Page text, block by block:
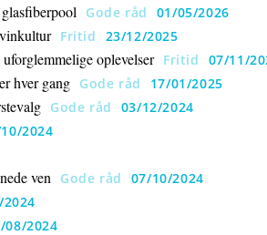
Gode råd 01/05/2026
Fritid 23/12/2025
oplevelser Fritid 07/11/
hver gang Gode råd 17/01/2025
Gode råd 03/12/2024
2024
ven Gode råd 07/10/2024
08/2024